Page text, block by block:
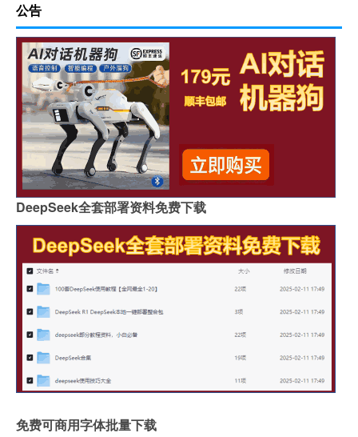
公告
DeepSeek全套部署资料免费下载
免费可商用字体批量下载